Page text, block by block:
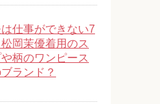
仕事ができない7
岡茉優着用のス
や柄のワンピース
ランド？